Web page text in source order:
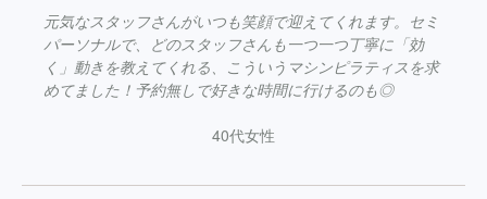
元気なスタッフさんがいつも笑顔で迎えてくれます。セミ
パーソナルで、どのスタッフさんも一つ一つ丁寧に「効
く」動きを教えてくれる、こういうマシンピラティスを求
めてました！予約無しで好きな時間に行けるのも◎
40代女性